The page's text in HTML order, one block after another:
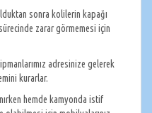
sonra kolilerin kapağı
zarar görmemesi için
adresinize gelerek
kurarlar.
hemde kamyonda istif